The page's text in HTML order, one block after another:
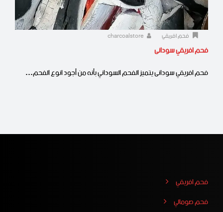
فحم افريقي
فحم افريقي سودانى
فحم افريقي سودانى يتميز الفحم السوداني بأنه من أجود انوع الفحم…
فحم افريقي
فحم صومالي